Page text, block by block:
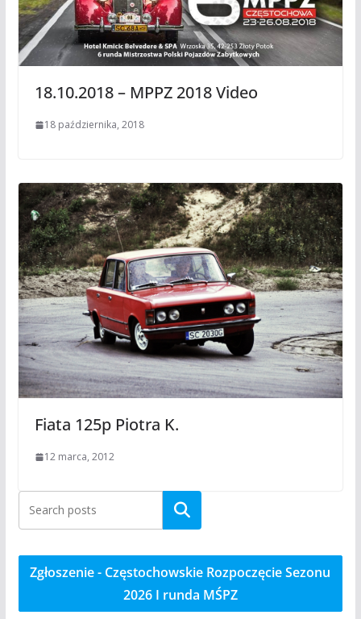
18.10.2018 – MPPZ 2018 Video
18 października, 2018
Fiata 125p Piotra K.
12 marca, 2012
Szukaj
Zgłoszenie - Częstochowskie Rozpoczęcie Sezonu
2026 I runda MŚPZ